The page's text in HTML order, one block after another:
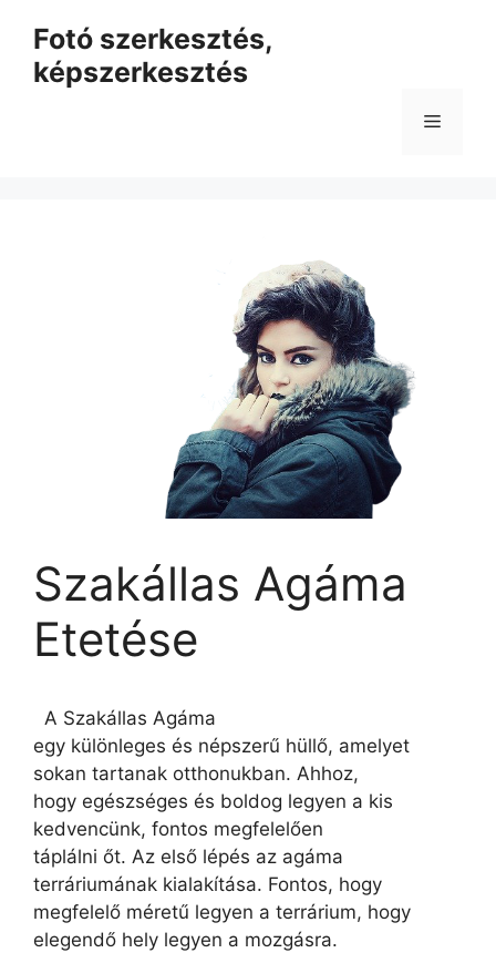
tartalomba
Fotó szerkesztés,
képszerkesztés
Menü
Szakállas Agáma
Etetése
A Szakállas Agáma
egy különleges és népszerű hüllő, amelyet
sokan tartanak otthonukban. Ahhoz,
hogy egészséges és boldog legyen a kis
kedvencünk, fontos megfelelően
táplálni őt. Az első lépés az agáma
terráriumának kialakítása. Fontos, hogy
megfelelő méretű legyen a terrárium, hogy
elegendő hely legyen a mozgásra.